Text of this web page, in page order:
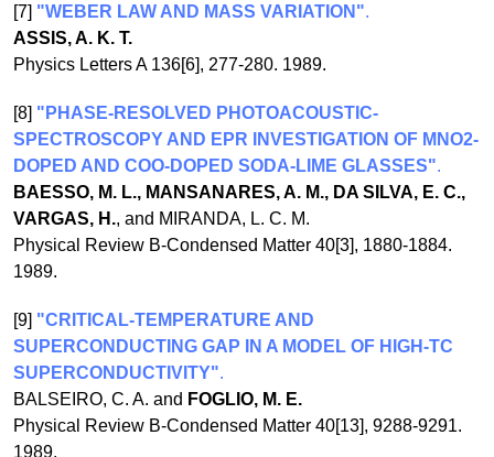
[7] "WEBER LAW AND MASS VARIATION".
ASSIS, A. K. T.
Physics Letters A 136[6], 277-280. 1989.
[8] "PHASE-RESOLVED PHOTOACOUSTIC-
SPECTROSCOPY AND EPR INVESTIGATION OF MNO2-
DOPED AND COO-DOPED SODA-LIME GLASSES".
BAESSO, M. L., MANSANARES, A. M., DA SILVA, E. C.,
VARGAS, H., and MIRANDA, L. C. M.
Physical Review B-Condensed Matter 40[3], 1880-1884.
1989.
[9] "CRITICAL-TEMPERATURE AND
SUPERCONDUCTING GAP IN A MODEL OF HIGH-TC
SUPERCONDUCTIVITY".
BALSEIRO, C. A. and FOGLIO, M. E.
Physical Review B-Condensed Matter 40[13], 9288-9291.
1989.